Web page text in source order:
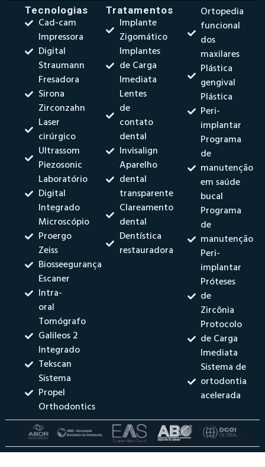
Tecnologias
Cad-cam
Impressora
Digital
Straumann
Fresadora
Sirona
Zirconzahn
Laser
cirúrgico
Ultrassom
Piezosonic
Laboratório
Digital
Integrado
Microscópio
Proergo
Zeiss
Biosseegurança
Escaner
Intra-
oral
Tomógrafo
Galileos 2
Integrado
Tekscan
Sistema
Propel
Orthodontics
Tratamentos
Implante
Zigomático
Implantes
de Carga
Imediata
Lentes
de
contato
dental
Invisalign
Aparelho
dental
transparente
Clareamento
dental
Dentística
restauradora
Ortopedia
funcional
dos
maxilares
Plástica
gengival
Plástica
Peri-
implantar
Programa
de
manutenção
em saúde
bucal
Programa
de
manutenção
Peri-
implantar
Próteses
de
Zircônia
Protocolo
de Carga
Imediata
Sistema de
ortodontia
acelerada